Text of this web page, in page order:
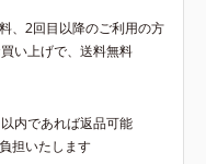
、2回目以降のご利用の方
い上げで、送料無料
内であれば返品可能
担いたします